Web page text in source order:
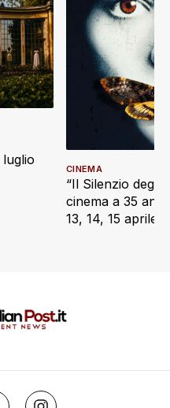
luglio
“Il Silenzio degli
cinema a 35 anni
13, 14, 15 aprile
CINEMA